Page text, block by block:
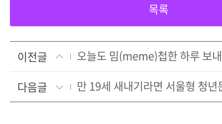
목록
이전글
오늘도 밈(meme)첩한 하루 보
다음글